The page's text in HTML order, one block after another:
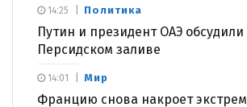
Политика
Путин и президент ОАЭ
Персидском заливе
14:25
Мир
Францию снова накроет
14:01